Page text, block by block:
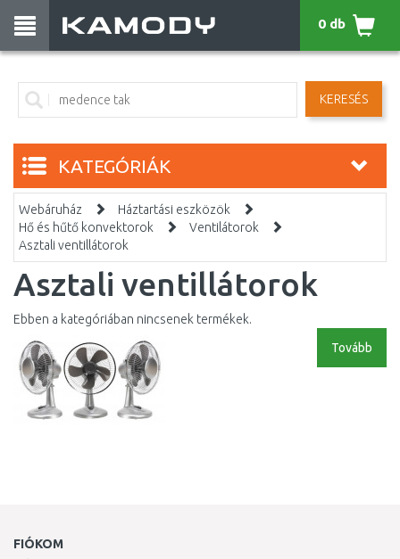
KERESÉS
0 db
KATEGÓRIÁK
Webáruház
Háztartási eszközök
Hő és hűtő konvektorok
Ventilátorok
Asztali ventillátorok
Asztali ventillátorok
Ebben a kategóriában nincsenek termékek.
Tovább
FIÓKOM